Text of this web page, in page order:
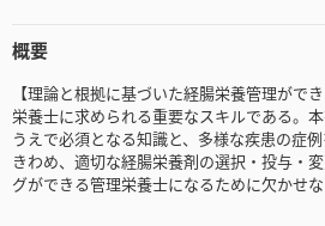
概要
【理論と根拠に基づいた経腸栄養管理がで
栄養士に求められる重要なスキルである。
うえで必須となる知識と、多様な疾患の症
きわめ、適切な経腸栄養剤の選択・投与・
グができる管理栄養士になるために欠かせな